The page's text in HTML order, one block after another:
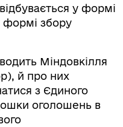
у формі
формі збору
Міндовкілля
й про них
з Єдиного
оголошень в